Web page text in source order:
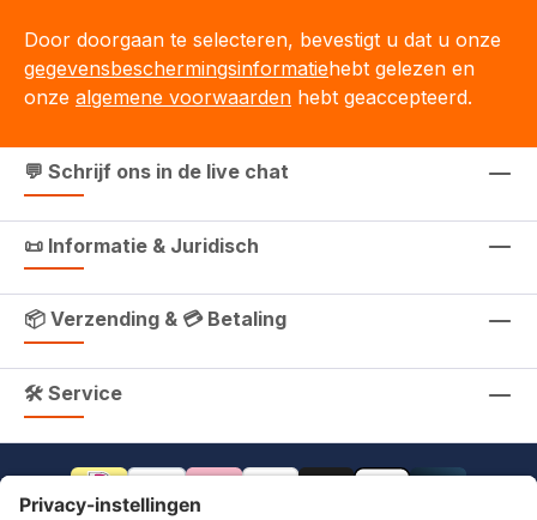
Door doorgaan te selecteren, bevestigt u dat u onze
gegevensbeschermingsinformatiehebt gelezen en
onze algemene voorwaarden hebt geaccepteerd.
💬 Schrijf ons in de live chat
📜 Informatie & Juridisch
📦 Verzending & 💳 Betaling
🛠 Service